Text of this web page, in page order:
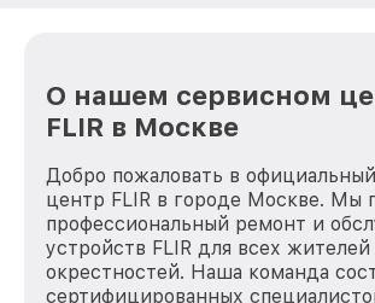
О нашем сервисном
FLIR в Москве
Добро пожаловать в
центр FLIR в городе Москве. Мы
профессиональный ремонт и
устройств FLIR для всех
окрестностей. Наша команда
сертифицированных